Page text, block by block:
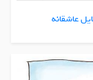
عاشقانه